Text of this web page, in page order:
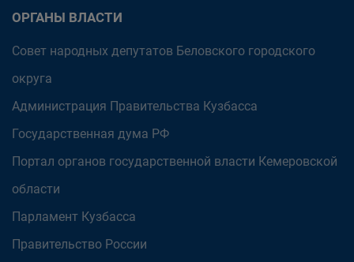
ОРГАНЫ ВЛАСТИ
Совет народных депутатов Беловского городского
округа
Администрация Правительства Кузбасса
Государственная дума РФ
Портал органов государственной власти Кемеровской
области
Парламент Кузбасса
Правительство России